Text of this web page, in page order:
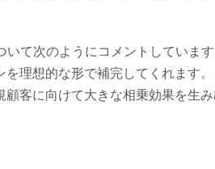
て次のようにコメントしていま
理想的な形で補完してくれます
客に向けて大きな相乗効果を生み